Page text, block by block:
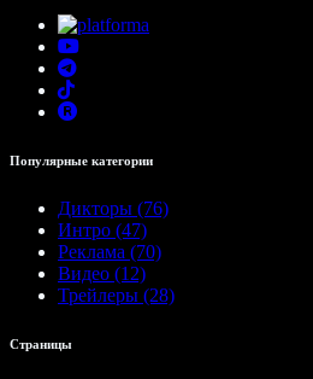
Популярные категории
Дикторы (76)
Интро (47)
Реклама (70)
Видео (12)
Трейлеры (28)
Страницы